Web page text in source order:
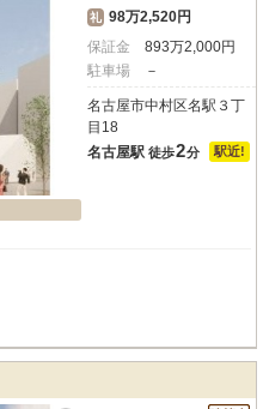
礼 98万2,520円
保証金
893万2,000円
駐車場
－
名古屋市中村区名駅３丁
目18
名古屋駅 徒歩2分 駅近!